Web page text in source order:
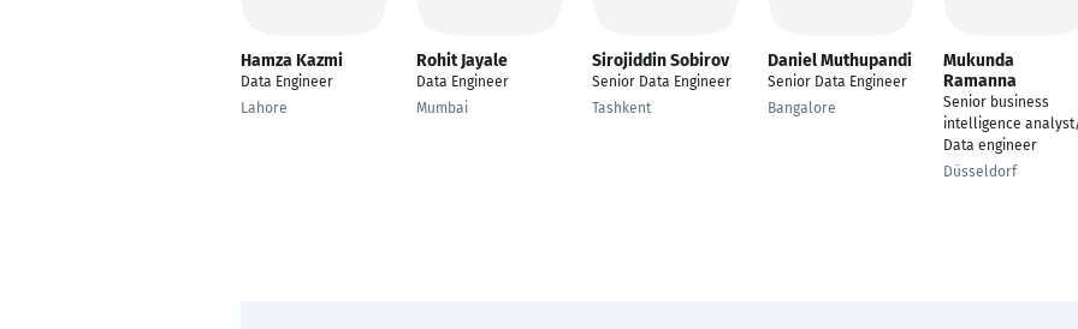
Hamza Kazmi
Data Engineer
Lahore
Rohit Jayale
Data Engineer
Mumbai
Sirojiddin Sobirov
Senior Data Engineer
Tashkent
Daniel Muthupandi
Senior Data Engineer
Bangalore
Mukunda
Ramanna
Senior business
intelligence
Data engineer
Düsseldorf